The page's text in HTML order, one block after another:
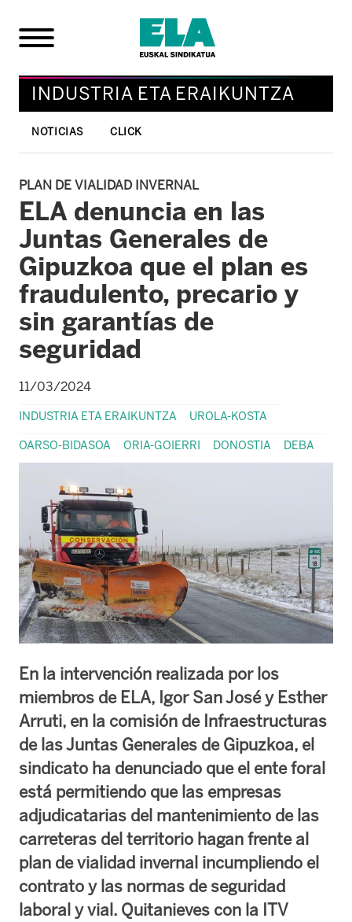
INDUSTRIA ETA ERAIKUNTZA
NOTICIAS CLICK
PLAN DE VIALIDAD INVERNAL
ELA denuncia en las
Juntas Generales de
Gipuzkoa que el plan es
fraudulento, precario y
sin garantías de
seguridad
11/03/2024
INDUSTRIA ETA ERAIKUNTZA UROLA-KOSTA
OARSO-BIDASOA ORIA-GOIERRI DONOSTIA DEBA
En la intervención realizada por los
miembros de ELA, Igor San José y Esther
Arruti, en la comisión de Infraestructuras
de las Juntas Generales de Gipuzkoa, el
sindicato ha denunciado que el ente foral
está permitiendo que las empresas
adjudicatarias del mantenimiento de las
carreteras del territorio hagan frente al
plan de vialidad invernal incumpliendo el
contrato y las normas de seguridad
laboral y vial. Quitanieves con la ITV